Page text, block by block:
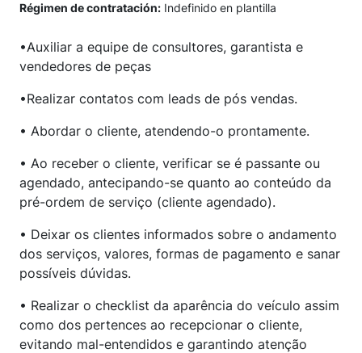
Régimen de contratación: Indefinido en plantilla
•Auxiliar a equipe de consultores, garantista e
vendedores de peças
•Realizar contatos com leads de pós vendas.
• Abordar o cliente, atendendo-o prontamente.
• Ao receber o cliente, verificar se é passante ou
agendado, antecipando-se quanto ao conteúdo da
pré-ordem de serviço (cliente agendado).
• Deixar os clientes informados sobre o andamento
dos serviços, valores, formas de pagamento e sanar
possíveis dúvidas.
• Realizar o checklist da aparência do veículo assim
como dos pertences ao recepcionar o cliente,
evitando mal-entendidos e garantindo atenção